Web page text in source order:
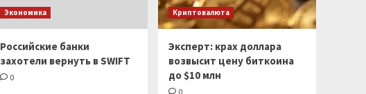
Экономика
Российские банки
захотели вернуть в SWIFT
0
Криптовалюта
Эксперт: крах доллара
возвысит цену биткоина
до $10 млн
0